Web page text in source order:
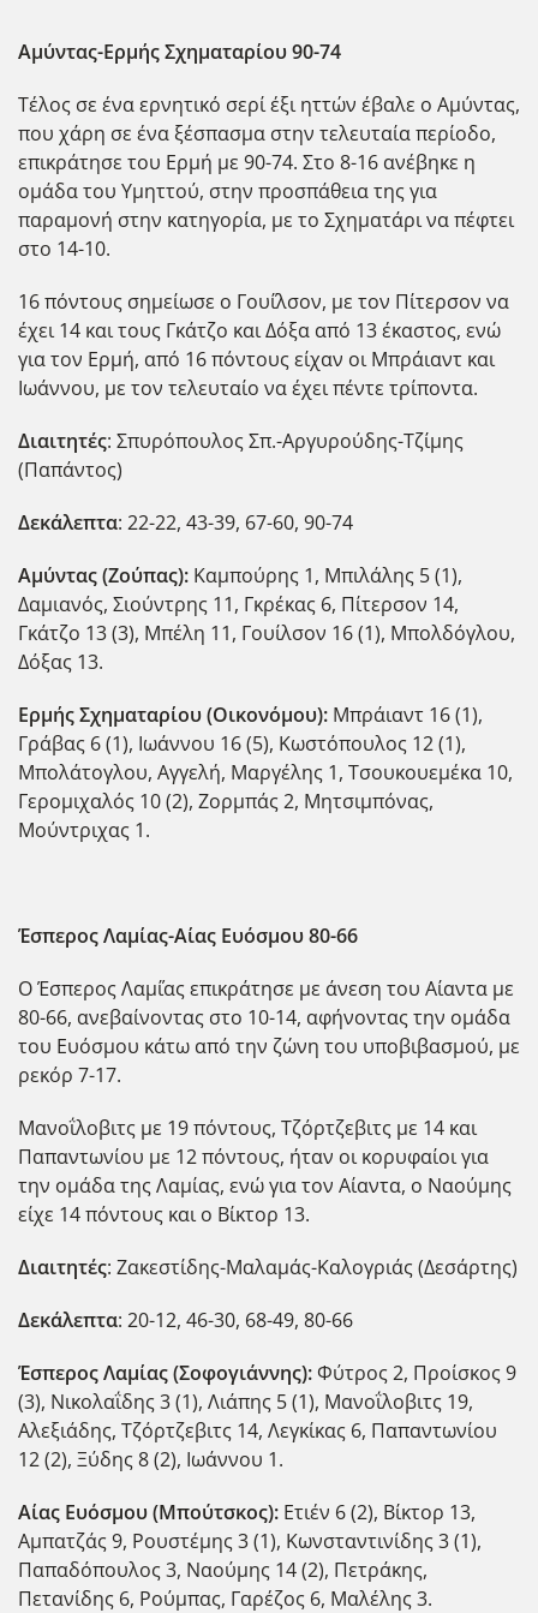
Αμύντας-Ερμής Σχηματαρίου 90-74
Τέλος σε ένα ερνητικό σερί έξι ηττών έβαλε ο Αμύντας,
που χάρη σε ένα ξέσπασμα στην τελευταία περίοδο,
επικράτησε του Ερμή με 90-74. Στο 8-16 ανέβηκε η
ομάδα του Υμηττού, στην προσπάθεια της για
παραμονή στην κατηγορία, με το Σχηματάρι να πέφτει
στο 14-10.
16 πόντους σημείωσε ο Γου΄ίλσον, με τον Πίτερσον να
έχει 14 και τους Γκάτζο και Δόξα από 13 έκαστος, ενώ
για τον Ερμή, από 16 πόντους είχαν οι Μπράιαντ και
Ιωάννου, με τον τελευταίο να έχει πέντε τρίποντα.
Διαιτητές: Σπυρόπουλος Σπ.-Αργυρούδης-Τζίμης
(Παπάντος)
Δεκάλεπτα: 22-22, 43-39, 67-60, 90-74
Αμύντας (Ζούπας): Καμπούρης 1, Μπιλάλης 5 (1),
Δαμιανός, Σιούντρης 11, Γκρέκας 6, Πίτερσον 14,
Γκάτζο 13 (3), Μπέλη 11, Γουίλσον 16 (1), Μπολδόγλου,
Δόξας 13.
Ερμής Σχηματαρίου (Οικονόμου): Μπράιαντ 16 (1),
Γράβας 6 (1), Ιωάννου 16 (5), Κωστόπουλος 12 (1),
Μπολάτογλου, Αγγελή, Μαργέλης 1, Τσουκουεμέκα 10,
Γερομιχαλός 10 (2), Ζορμπάς 2, Μητσιμπόνας,
Μούντριχας 1.
Έσπερος Λαμίας-Αίας Ευόσμου 80-66
Ο Έσπερος Λαμ΄ίας επικράτησε με άνεση του Αίαντα με
80-66, ανεβαίνοντας στο 10-14, αφήνοντας την ομάδα
του Ευόσμου κάτω από την ζώνη του υποβιβασμού, με
ρεκόρ 7-17.
Μανοΐλοβιτς με 19 πόντους, Τζόρτζεβιτς με 14 και
Παπαντωνίου με 12 πόντους, ήταν οι κορυφαίοι για
την ομάδα της Λαμίας, ενώ για τον Αίαντα, ο Ναούμης
είχε 14 πόντους και ο Βίκτορ 13.
Διαιτητές: Ζακεστίδης-Μαλαμάς-Καλογριάς (Δεσάρτης)
Δεκάλεπτα: 20-12, 46-30, 68-49, 80-66
Έσπερος Λαμίας (Σοφογιάννης):Φύτρος 2, Προίσκος 9
(3), Νικολαΐδης 3 (1), Λιάπης 5 (1), Μανοΐλοβιτς 19,
Αλεξιάδης, Τζόρτζεβιτς 14, Λεγκίκας 6, Παπαντωνίου
12 (2), Ξύδης 8 (2), Ιωάννου 1.
Αίας Ευόσμου (Μπούτσκος): Ετιέν 6 (2), Βίκτορ 13,
Αμπατζάς 9, Ρουστέμης 3 (1), Κωνσταντινίδης 3 (1),
Παπαδόπουλος 3, Ναούμης 14 (2), Πετράκης,
Πετανίδης 6, Ρούμπας, Γαρέζος 6, Μαλέλης 3.